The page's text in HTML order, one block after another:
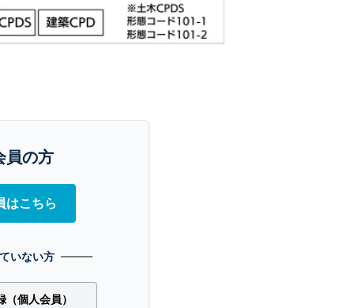
員の方
はこちら
いない方
個人会員）